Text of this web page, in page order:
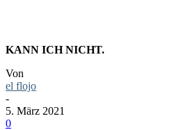
KANN ICH NICHT.
Von
el flojo
-
5. März 2021
0